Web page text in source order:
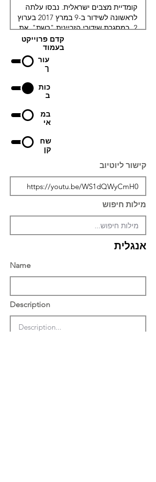
קדם פרוייקט
בעמוד
עור
ך
כות
ב
במ
אי
שח
קן
קישור ליוטיוב
מילות חיפוש
אנגלית
Name
Description